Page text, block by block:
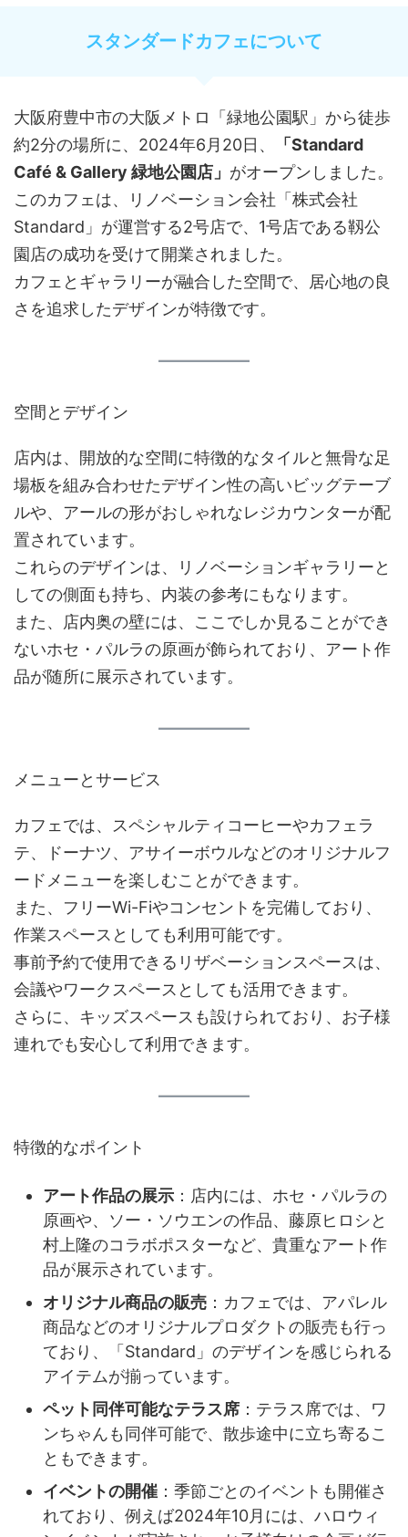
スタンダードカフェについて
大阪府豊中市の大阪メトロ「緑地公園駅」から徒歩
約2分の場所に、2024年6月20日、
「Standard
Café & Gallery 緑地公園店」 がオープンしました。
​このカフェは、リノベーション会社「株式会社
Standard」が運営する2号店で、1号店である靱公
園店の成功を受けて開業されました。
​カフェとギャラリーが融合した空間で、居心地の良
さを追求したデザインが特徴です。​
空間とデザイン
店内は、開放的な空間に特徴的なタイルと無骨な足
場板を組み合わせたデザイン性の高いビッグテーブ
ルや、アールの形がおしゃれなレジカウンターが配
置されています。​
これらのデザインは、リノベーションギャラリーと
しての側面も持ち、内装の参考にもなります。​
また、店内奥の壁には、ここでしか見ることができ
ないホセ・パルラの原画が飾られており、アート作
品が随所に展示されています。​
メニューとサービス
カフェでは、スペシャルティコーヒーやカフェラ
テ、ドーナツ、アサイーボウルなどのオリジナルフ
ードメニューを楽しむことができます。​
また、フリーWi-Fiやコンセントを完備しており、
作業スペースとしても利用可能です。​
事前予約で使用できるリザベーションスペースは、
会議やワークスペースとしても活用できます。
​さらに、キッズスペースも設けられており、お子様
連れでも安心して利用できます。
特徴的なポイント
アート作品の展示 ：​店内には、ホセ・パルラの
原画や、ソー・ソウエンの作品、藤原ヒロシと
村上隆のコラボポスターなど、貴重なアート作
品が展示されています。
オリジナル商品の販売 ：​カフェでは、アパレル
商品などのオリジナルプロダクトの販売も行っ
ており、「Standard」のデザインを感じられる
アイテムが揃っています。
ペット同伴可能なテラス席 ：​テラス席では、ワ
ンちゃんも同伴可能で、散歩途中に立ち寄るこ
ともできます。
イベントの開催 ：​季節ごとのイベントも開催さ
れており、例えば2024年10月には、ハロウィ